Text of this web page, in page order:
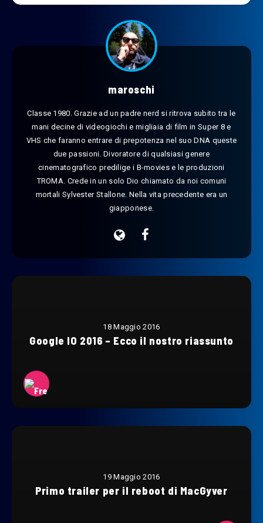
maroschi
Classe 1980. Grazie ad un padre nerd si ritrova subito tra le
mani decine di videogiochi e migliaia di film in Super 8 e
VHS che faranno entrare di prepotenza nel suo DNA queste
due passioni. Divoratore di qualsiasi genere
cinematografico predilige i B-movies e le produzioni
TROMA. Crede in un solo Dio chiamato da noi comuni
mortali Sylvester Stallone. Nella vita precedente era un
giapponese.
18 Maggio 2016
Google IO 2016 – Ecco il nostro riassunto
19 Maggio 2016
Primo trailer per il reboot di MacGyver